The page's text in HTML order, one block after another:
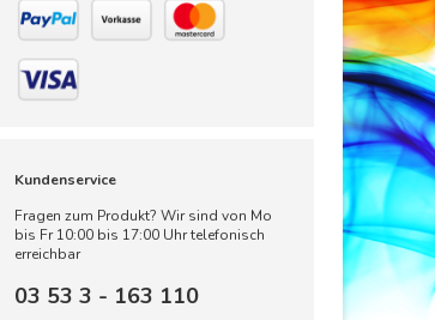
Kundenservice
Fragen zum Produkt? Wir sind von Mo
bis Fr 10:00 bis 17:00 Uhr telefonisch
erreichbar
03 53 3 - 163 110